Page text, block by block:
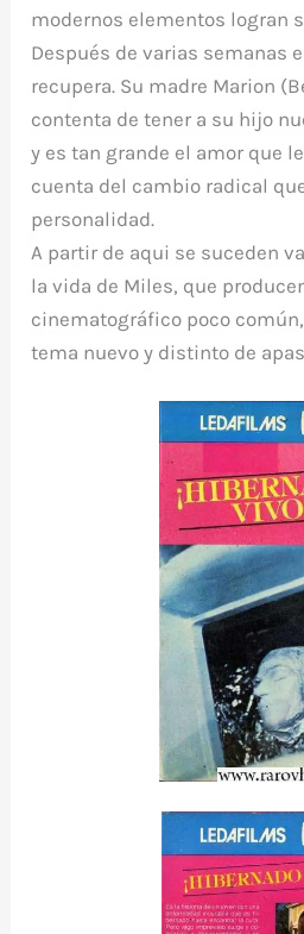
modernos elementos logran
Después de varias semanas
recupera. Su madre Marion
contenta de tener a su hijo
y es tan grande el amor que
cuenta del cambio radical
personalidad.
A partir de aqui se suceden
la vida de Miles, que
cinematográfico poco
tema nuevo y distinto de